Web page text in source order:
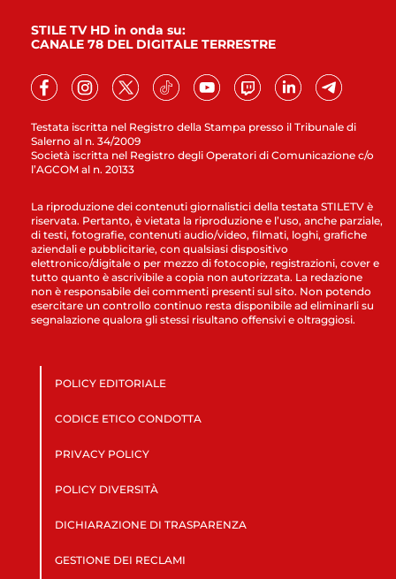
Testata iscritta nel Registro della Stampa presso il Tribunale di
Salerno al n. 34/2009
Società iscritta nel Registro degli Operatori di Comunicazione c/o
l’AGCOM al n. 20133
STILE TV HD in onda su:
CANALE 78 DEL DIGITALE TERRESTRE
La riproduzione dei contenuti giornalistici della testata STILETV è
riservata. Pertanto, è vietata la riproduzione e l’uso, anche parziale,
di testi, fotografie, contenuti audio/video, filmati, loghi, grafiche
aziendali e pubblicitarie, con qualsiasi dispositivo
elettronico/digitale o per mezzo di fotocopie, registrazioni, cover e
tutto quanto è ascrivibile a copia non autorizzata. La redazione
non è responsabile dei commenti presenti sul sito. Non potendo
esercitare un controllo continuo resta disponibile ad eliminarli su
segnalazione qualora gli stessi risultano offensivi e oltraggiosi.
POLICY EDITORIALE
CODICE ETICO CONDOTTA
PRIVACY POLICY
POLICY DIVERSITÀ
DICHIARAZIONE DI TRASPARENZA
GESTIONE DEI RECLAMI